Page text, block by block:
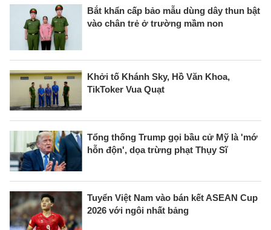
Bắt khẩn cấp bảo mẫu dùng dây thun bật
vào chân trẻ ở trường mầm non
Khởi tố Khánh Sky, Hồ Văn Khoa,
TikToker Vua Quạt
Tổng thống Trump gọi bầu cử Mỹ là 'mớ
hỗn độn', dọa trừng phạt Thụy Sĩ
Tuyển Việt Nam vào bán kết ASEAN Cup
2026 với ngôi nhất bảng